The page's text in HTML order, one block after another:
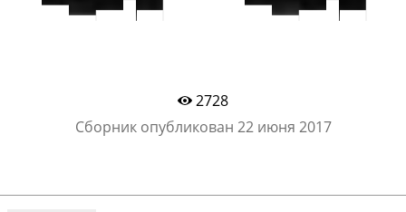
2728
Сборник опубликован 22 июня 2017